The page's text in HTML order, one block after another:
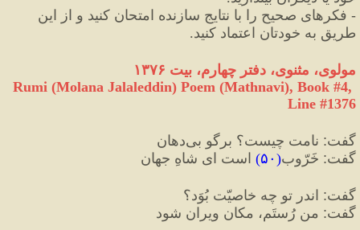
-
طریق به خودتان اعتماد کنید.
مولوی، مثنوی، دفتر چهارم، بیت ۱۳۷۶
Rumi (Molana Jalaleddin) Poem (Mathnavi), Book #4,
Line #1376
گفت: نامت چیست؟ برگو بی‌دهان
گفت: خَرّوب( ۵۰) است ای شاهِ جهان
گفت: اندر تو چه خاصیّت بُوَد؟
گفت: من رُستَم، مکان ویران شود